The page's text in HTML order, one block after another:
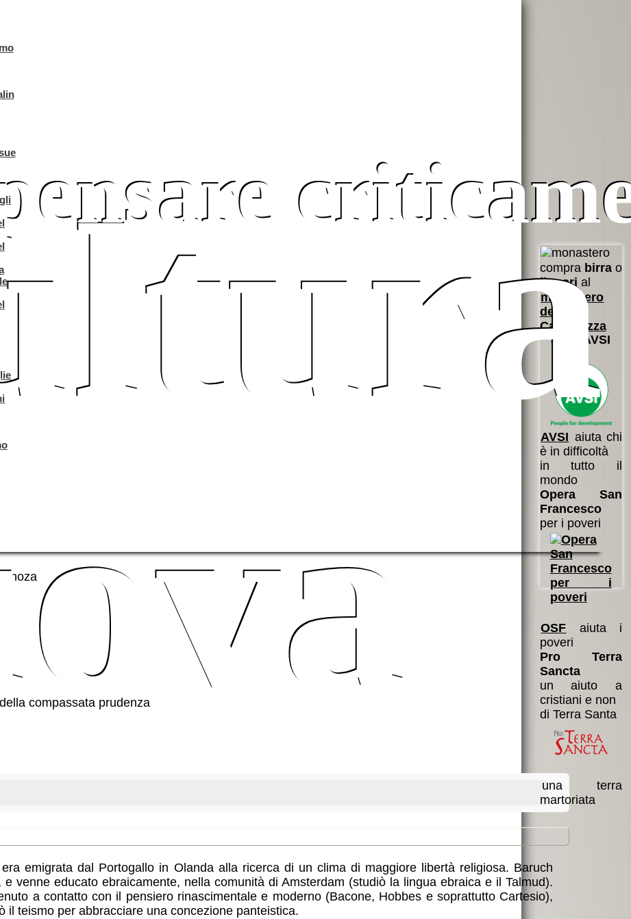
o della compassata prudenza
emigrata dal Portogallo in Olanda alla ricerca di un clima di maggiore libertà religiosa. Baruch
venne educato ebraicamente, nella comunità di Amsterdam (studiò la lingua ebraica e il Talmud).
a contatto con il pensiero rinascimentale e moderno (Bacone, Hobbes e soprattutto Cartesio),
il teismo per abbracciare una concezione panteistica.
compra birrao
liquori al
monastero
della
Cascinazza
aiuta AVSI
AVSI aiuta chi
è in difficoltà
in tutto il
mondo
Opera San
Francesco
per i poveri
OSF
aiuta i
poveri
Pro Terra
Sancta
un aiuto a
cristiani e non
di Terra Santa
una terra
martoriata